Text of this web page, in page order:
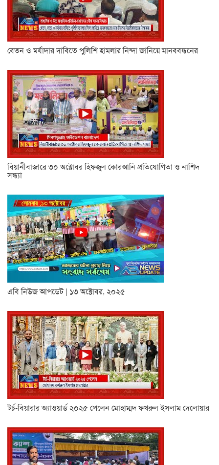
বেতন ও মর্যাদার দাবিতে পুলিশি হামলার নিন্দা জানিয়ে মানববন্ধনের
বিয়ানীবাজারে ৩০ অক্টোবর হিফজুল কোরআনি প্রতিযোগিতা ও নাশিদ
সন্ধ্যা
এবি নিউজ আপডেট | ১৩ অক্টোবর, ২০২৫
টর্চ-বিয়ারার অ্যাওয়ার্ড ২০২৫ পেলেন মোহাম্মদ ফখরুল ইসলাম দেলোয়ার